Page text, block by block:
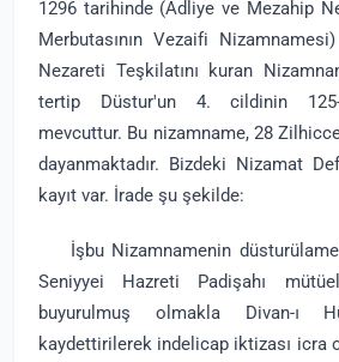
1296 tarihinde (Adliye ve Mezahip
Merbutasının Vezaifi
Nezareti Teşkilatını kuran
tertip Düstur'un 4. cildinin 125-
mevcuttur. Bu nizamname, 28
dayanmaktadır. Bizdeki Nizamat
kayıt var. İrade şu şekilde:
İşbu Nizamnamenin
Seniyyei Hazreti Padişahı
buyurulmuş olmakla Divan-ı
kaydettirilerek indelicap iktizası icra